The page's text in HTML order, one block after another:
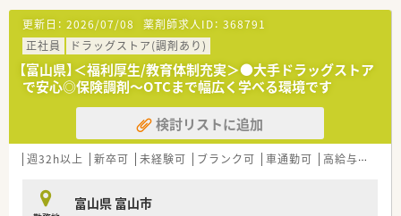
更新日： 2026/07/08 薬剤師求人ID： 368791
正社員
ドラッグストア(調剤あり)
【富山県】＜福利厚生/教育体制充実＞●大手ドラッグストア
で安心◎保険調剤～OTCまで幅広く学べる環境です
検討リストに追加
週32h以上 新卒可 未経験可 ブランク可 車通勤可 高給与(600万円以上)
富山県 富山市